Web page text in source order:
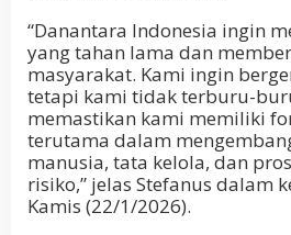
“Danantara Indonesia ingin
yang tahan lama dan
masyarakat. Kami ingin
tetapi kami tidak terburu-
memastikan kami memiliki
terutama dalam
manusia, tata kelola, dan
risiko,” jelas Stefanus dalam
Kamis (22/1/2026).